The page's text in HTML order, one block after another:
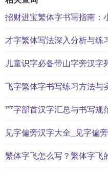
招财进宝繁体字书写指南：
才字繁体写法深入分析与练
儿童识字必备带山字旁汉字
飞字繁体字书写练习方法与
爫字部首汉字汇总与书写规
见字偏旁汉字大全_见字偏